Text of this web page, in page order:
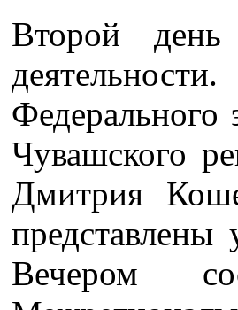
Второй
Федерального
Чувашского
Дмитрия
представлены
Вечером